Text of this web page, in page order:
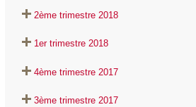
2ème trimestre 2018
1er trimestre 2018
4ème trimestre 2017
3ème trimestre 2017